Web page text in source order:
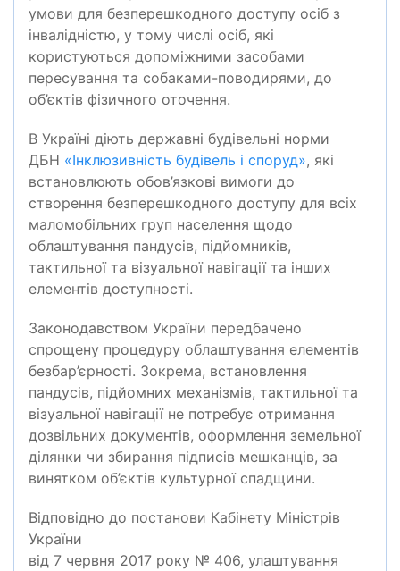
умови для безперешкодного доступу осіб з
інвалідністю, у тому числі осіб, які
користуються допоміжними засобами
пересування та собаками-поводирями, до
об’єктів фізичного оточення.
В Україні діють державні будівельні норми
ДБН «Інклюзивність будівель і споруд», які
встановлюють обов’язкові вимоги до
створення безперешкодного доступу для всіх
маломобільних груп населення щодо
облаштування пандусів, підйомників,
тактильної та візуальної навігації та інших
елементів доступності.
Законодавством України передбачено
спрощену процедуру облаштування елементів
безбар’єрності. Зокрема, встановлення
пандусів, підйомних механізмів, тактильної та
візуальної навігації не потребує отримання
дозвільних документів, оформлення земельної
ділянки чи збирання підписів мешканців, за
винятком об’єктів культурної спадщини.
Відповідно до постанови Кабінету Міністрів
України
від 7 червня 2017 року № 406, улаштування